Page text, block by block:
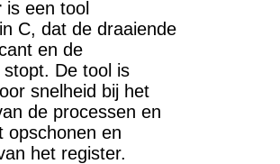
is een tool
C, dat de draaiende
en de
stopt. De tool is
snelheid bij het
de processen en
opschonen en
het register.